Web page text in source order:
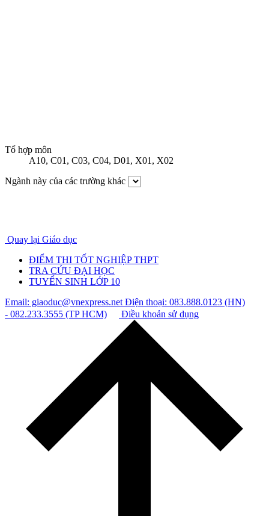
Tổ hợp môn
A10, C01, C03, C04, D01, X01, X02
Ngành này của các trường khác
Quay lại Giáo dục
ĐIỂM THI TỐT NGHIỆP THPT
TRA CỨU ĐẠI HỌC
TUYỂN SINH LỚP 10
Email: giaoduc@vnexpress.netĐiện thoại: 083.888.0123 (HN)
- 082.233.3555 (TP HCM)
Điều khoản sử dụng